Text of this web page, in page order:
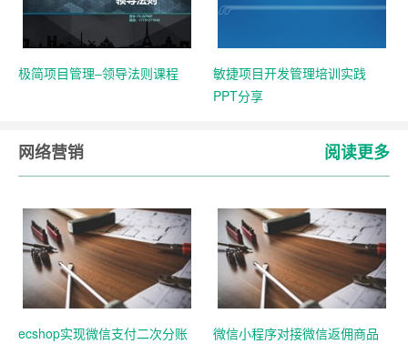
极简项目管理–领导法则课程
敏捷项目开发管理培训实践
PPT分享
网络营销 阅读更多
ecshop实现微信支付二次分账
微信小程序对接微信返佣商品